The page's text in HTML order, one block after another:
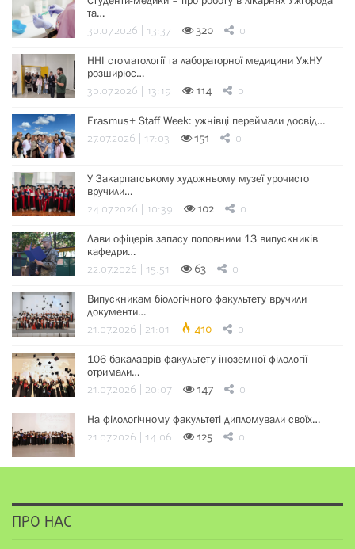
та…
30.07.2026 | 13:37 320 0
ННІ стоматології та лабораторної медицини УжНУ
розширює…
30.07.2026 | 13:19 114 0
Erasmus+ Staff Week: ужнівці переймали досвід…
27.07.2026 | 17:03 151 0
У Закарпатському художньому музеї урочисто
вручили…
24.07.2026 | 10:39 102 0
Лави офіцерів запасу поповнили 13 випускників
кафедри…
22.07.2026 | 15:51 63 0
Випускникам біологічного факультету вручили
документи…
21.07.2026 | 21:01 410 0
106 бакалаврів факультету іноземної філології
отримали…
21.07.2026 | 20:07 147 0
На філологічному факультеті дипломували своїх…
21.07.2026 | 14:06 125 0
ПРО НАС